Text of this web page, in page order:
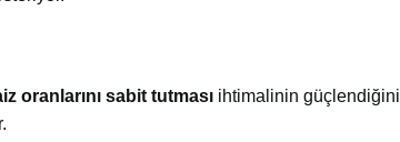
oranlarını sabit tutması ihtimalinin güçlendiğini